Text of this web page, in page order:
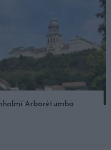
Arborétumba